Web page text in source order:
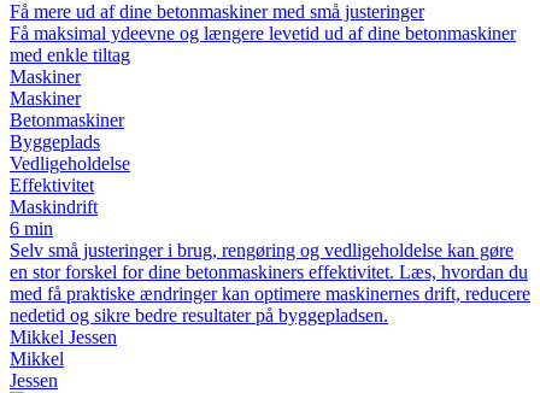
Få mere ud af dine betonmaskiner med små justeringer
Få maksimal ydeevne og længere levetid ud af dine betonmaskiner
med enkle tiltag
Maskiner
Maskiner
Betonmaskiner
Byggeplads
Vedligeholdelse
Effektivitet
Maskindrift
6 min
Selv små justeringer i brug, rengøring og vedligeholdelse kan gøre
en stor forskel for dine betonmaskiners effektivitet. Læs, hvordan du
med få praktiske ændringer kan optimere maskinernes drift, reducere
nedetid og sikre bedre resultater på byggepladsen.
Mikkel Jessen
Mikkel
Jessen